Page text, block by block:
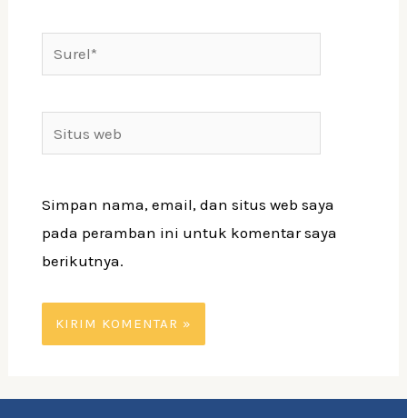
Simpan nama, email, dan situs web saya
pada peramban ini untuk komentar saya
berikutnya.